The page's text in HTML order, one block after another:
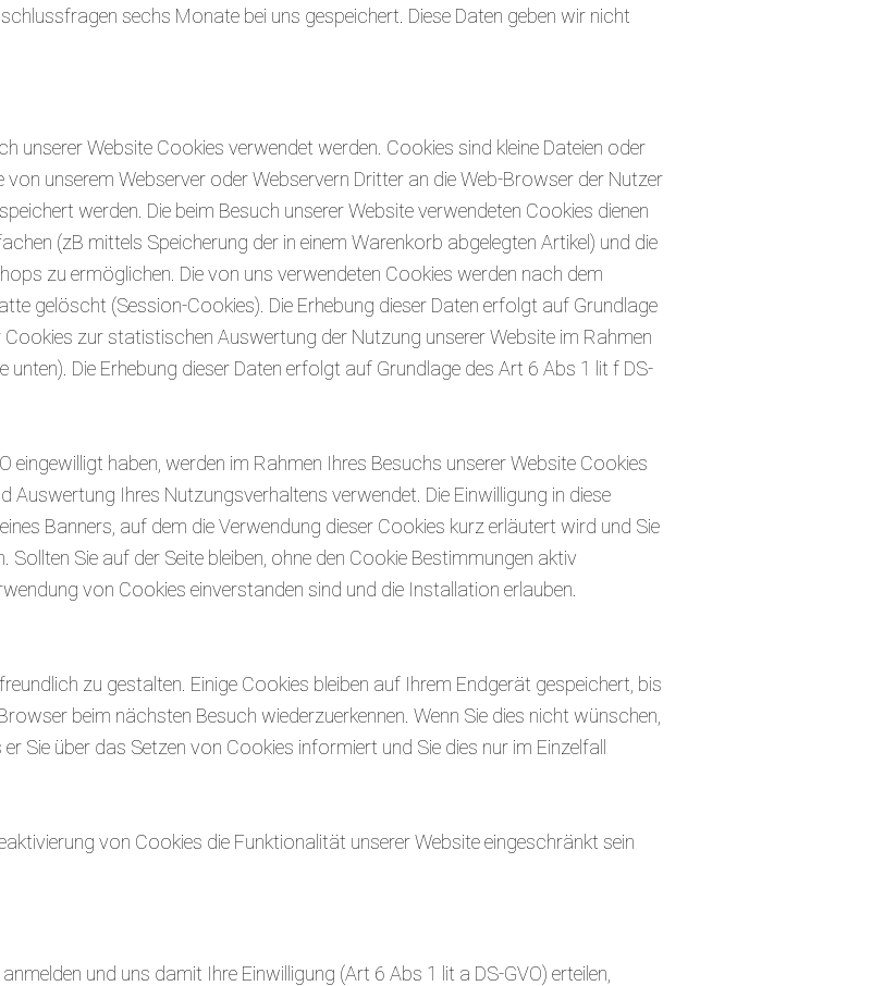
sechs Monate bei uns gespeichert. Diese Daten geben wir nicht
unserer Website Cookies verwendet werden. Cookies sind kleine Dateien oder
unserem Webserver oder Webservern Dritter an die Web-Browser der Nutzer
werden. Die beim Besuch unserer Website verwendeten Cookies dienen
(zB mittels Speicherung der in einem Warenkorb abgelegten Artikel) und die
zu ermöglichen. Die von uns verwendeten Cookies werden nach dem
gelöscht (Session-Cookies). Die Erhebung dieser Daten erfolgt auf Grundlage
zur statistischen Auswertung der Nutzung unserer Website im Rahmen
Die Erhebung dieser Daten erfolgt auf Grundlage des Art 6 Abs 1 lit f DS-
eingewilligt haben, werden im Rahmen Ihres Besuchs unserer Website Cookies
Ihres Nutzungsverhaltens verwendet. Die Einwilligung in diese
Banners, auf dem die Verwendung dieser Cookies kurz erläutert wird und Sie
Sie auf der Seite bleiben, ohne den Cookie Bestimmungen aktiv
von Cookies einverstanden sind und die Installation erlauben.
zu gestalten. Einige Cookies bleiben auf Ihrem Endgerät gespeichert, bis
beim nächsten Besuch wiederzuerkennen. Wenn Sie dies nicht wünschen,
Sie über das Setzen von Cookies informiert und Sie dies nur im Einzelfall
von Cookies die Funktionalität unserer Website eingeschränkt sein
und uns damit Ihre Einwilligung (Art 6 Abs 1 lit a DS-GVO) erteilen,